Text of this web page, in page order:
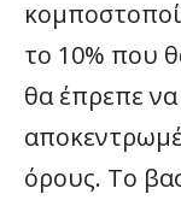
το 10% που
θα έπρεπε
όρους. Το